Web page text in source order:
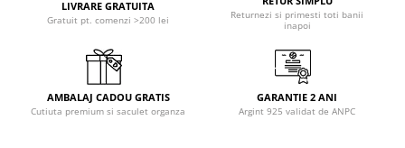
LIVRARE GRATUITA
Gratuit pt. comenzi >200 lei
Returnezi si primesti toti banii
inapoi
AMBALAJ CADOU GRATIS
Cutiuta premium si saculet organza
GARANTIE 2 ANI
Argint 925 validat de ANPC